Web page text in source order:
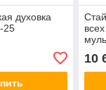
духовка
25
Фен
10